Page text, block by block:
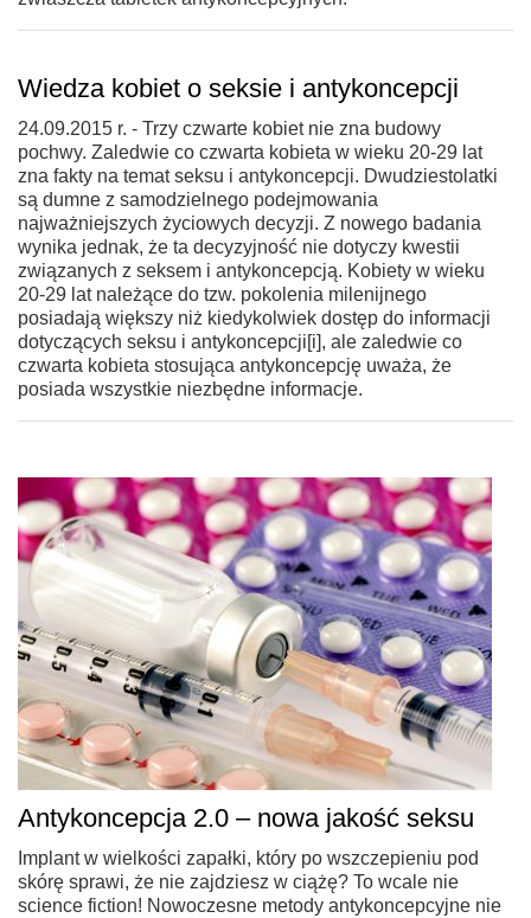
Wiedza kobiet o seksie i antykoncepcji
24.09.2015 r. - Trzy czwarte kobiet nie zna budowy
pochwy. Zaledwie co czwarta kobieta w wieku 20-29 lat
zna fakty na temat seksu i antykoncepcji. Dwudziestolatki
są dumne z samodzielnego podejmowania
najważniejszych życiowych decyzji. Z nowego badania
wynika jednak, że ta decyzyjność nie dotyczy kwestii
związanych z seksem i antykoncepcją. Kobiety w wieku
20-29 lat należące do tzw. pokolenia milenijnego
posiadają większy niż kiedykolwiek dostęp do informacji
dotyczących seksu i antykoncepcji[i], ale zaledwie co
czwarta kobieta stosująca antykoncepcję uważa, że
posiada wszystkie niezbędne informacje.
Antykoncepcja 2.0 – nowa jakość seksu
Implant w wielkości zapałki, który po wszczepieniu pod
skórę sprawi, że nie zajdziesz w ciążę? To wcale nie
science fiction! Nowoczesne metody antykoncepcyjne nie